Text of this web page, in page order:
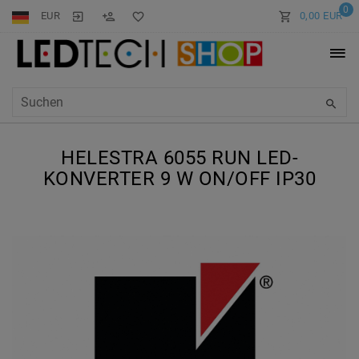
EUR 0
0,00 EUR
HELESTRA 6055 RUN LED-
KONVERTER 9 W ON/OFF IP30